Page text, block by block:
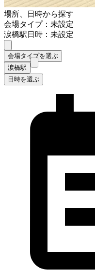
場所、日時から探す
会場タイプ：未設定
涙橋駅日時：未設定
会場タイプを選ぶ
涙橋駅
日時を選ぶ